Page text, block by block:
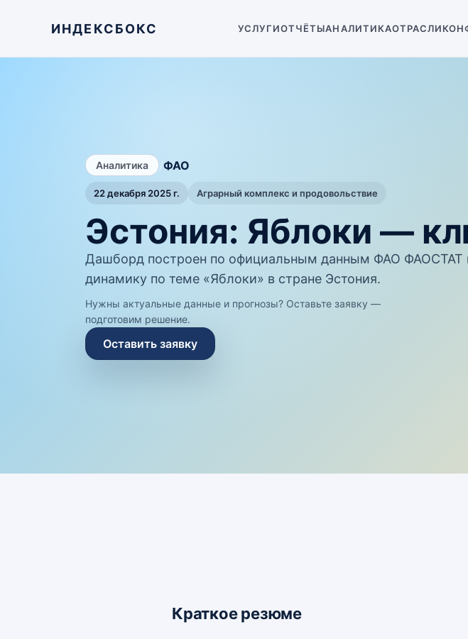
ИНДЕКСБОКС УСЛУГИОТЧЁТЫАНАЛИТИКАОТРАСЛИ
Аналитика /ФАО
22 декабря 2025 г. Аграрный комплекс и продовольствие
Эстония: Яблоки —
Дашборд построен по официальным данным ФАО ФАОСТАТ
динамику по теме «Яблоки» в стране Эстония.
Нужны актуальные данные и прогнозы? Оставьте заявку —
подготовим решение.
Оставить заявку
Краткое резюме